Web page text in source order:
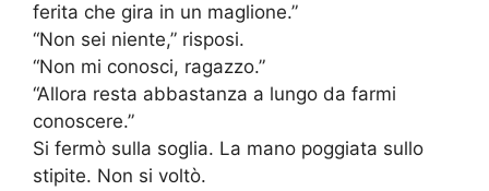
ferita che gira in un maglione.”
“Non sei niente,” risposi.
“Non mi conosci, ragazzo.”
“Allora resta abbastanza a lungo da farmi
conoscere.”
Si fermò sulla soglia. La mano poggiata sullo
stipite. Non si voltò.